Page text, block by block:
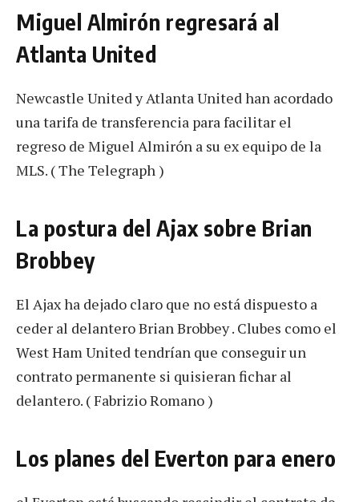
Miguel Almirón regresará al
Atlanta United
Newcastle United y Atlanta United han acordado
una tarifa de transferencia para facilitar el
regreso de Miguel Almirón a su ex equipo de la
MLS. ( The Telegraph )
La postura del Ajax sobre Brian
Brobbey
El Ajax ha dejado claro que no está dispuesto a
ceder al delantero Brian Brobbey . Clubes como el
West Ham United tendrían que conseguir un
contrato permanente si quisieran fichar al
delantero. ( Fabrizio Romano )
Los planes del Everton para enero